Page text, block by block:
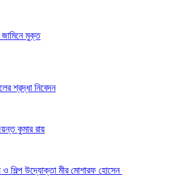
জামিনে মুক্ত
শ্রদ্ধা নিবেদন
কুমার রায়
ও শিল্প উদ্যোক্তা মীর মোশারফ হোসেন